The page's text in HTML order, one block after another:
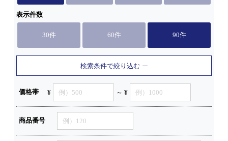
表示件数
30件 60件 90件
検索条件で絞り込む
価格帯 ¥ ～ ¥
商品番号